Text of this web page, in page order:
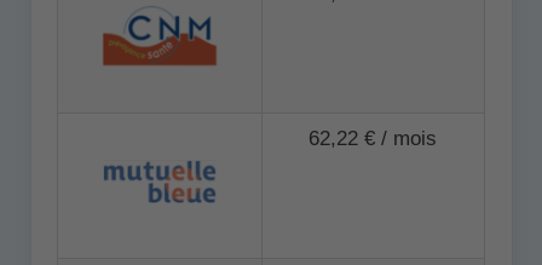
62,22 € / mois